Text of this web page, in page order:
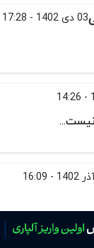
03 دی 1402 - 17:28